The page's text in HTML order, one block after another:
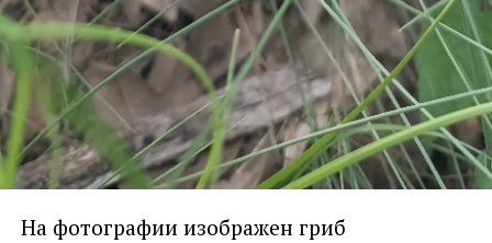
На фотографии изображен гриб